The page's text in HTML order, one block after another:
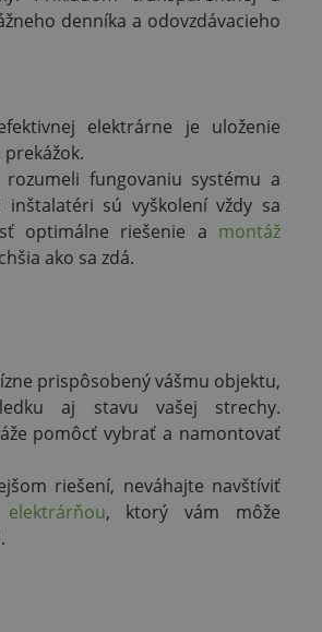
denníka a odovzdávacieho
elektrárne je uloženie
fungovaniu systému a
sú vyškolení vždy sa
optimálne riešenie a montáž
ako sa zdá.
prispôsobený vášmu objektu,
aj stavu vašej strechy.
pomôcť vybrať a namontovať
riešení, neváhajte navštíviť
, ktorý vám môže